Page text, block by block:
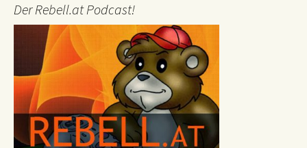
Der Rebell.at Podcast!